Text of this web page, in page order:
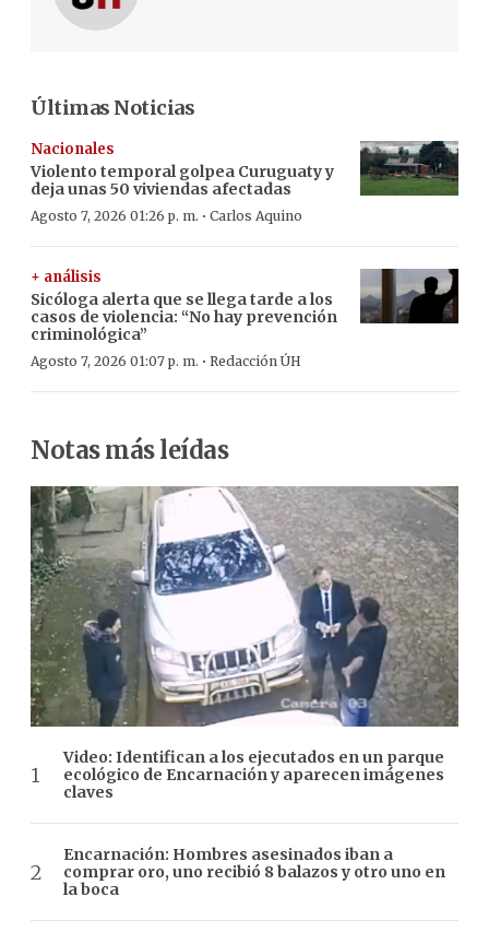
Últimas Noticias
Nacionales
Violento temporal golpea Curuguaty y
deja unas 50 viviendas afectadas
Agosto 7, 2026 01:26 p. m. · Carlos Aquino
+ análisis
Sicóloga alerta que se llega tarde a los
casos de violencia: “No hay prevención
criminológica”
Agosto 7, 2026 01:07 p. m. · Redacción ÚH
Notas más leídas
Video: Identifican a los ejecutados en un parque
ecológico de Encarnación y aparecen imágenes
claves
Encarnación: Hombres asesinados iban a
comprar oro, uno recibió 8 balazos y otro uno en
la boca